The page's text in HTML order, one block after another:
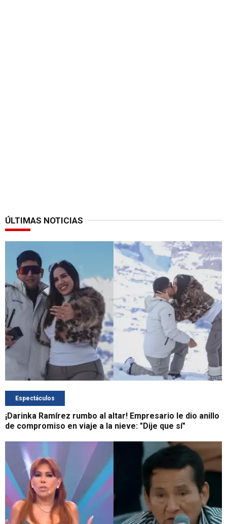
ÚLTIMAS NOTICIAS
Espectáculos
¡Darinka Ramírez rumbo al altar! Empresario le dio anillo
de compromiso en viaje a la nieve: "Dije que sí"